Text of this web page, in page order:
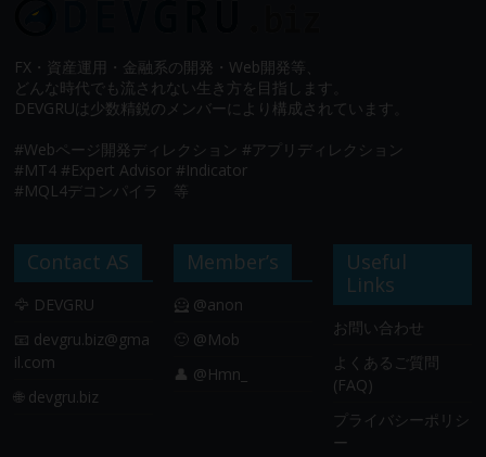
FX・資産運用・金融系の開発・Web開発等、
どんな時代でも流されない生き方を目指します。
DEVGRUは少数精鋭のメンバーにより構成されています。
#Webページ開発ディレクション #アプリディレクション
#MT4 #Expert Advisor #Indicator
#MQL4デコンパイラ 等
Contact AS
🦅 DEVGRU
📧 devgru.biz@gma
il.com
🌐 devgru.biz
Member’s
🦸 @anon
🙂 @Mob
👤 @Hmn_
Useful
Links
お問い合わせ
よくあるご質問
(FAQ)
プライバシーポリシ
ー